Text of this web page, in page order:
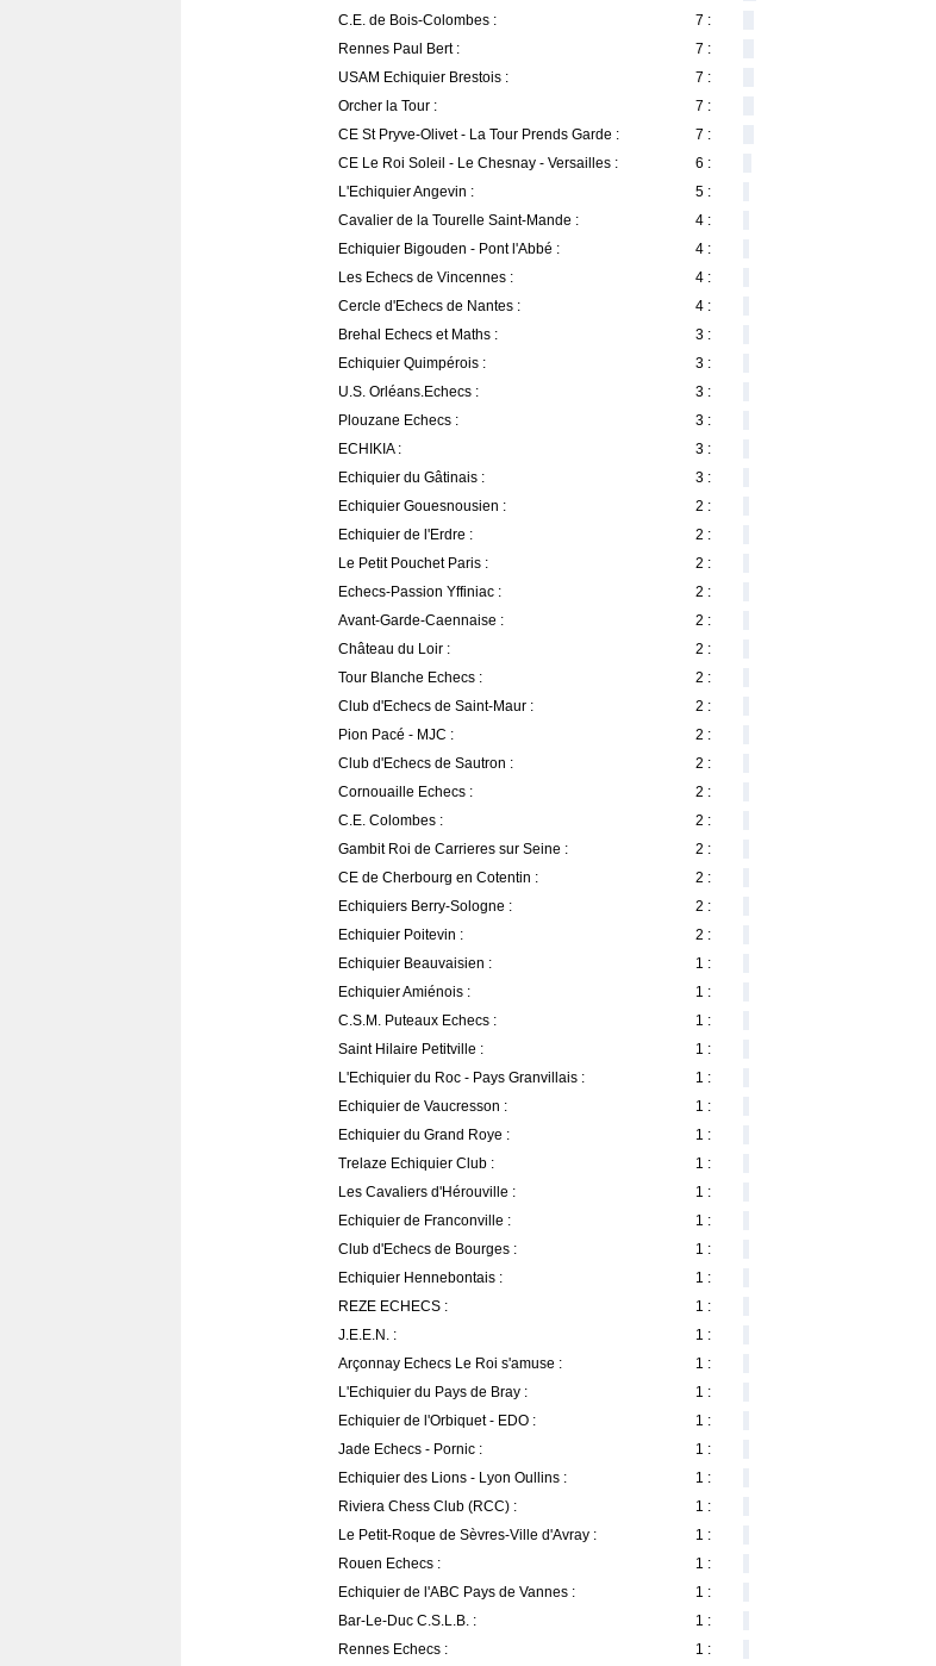
C.E. de Bois-Colombes :
7 :
Rennes Paul Bert :
7 :
USAM Echiquier Brestois :
7 :
Orcher la Tour :
7 :
CE St Pryve-Olivet - La Tour Prends Garde :
7 :
CE Le Roi Soleil - Le Chesnay - Versailles :
6 :
L'Echiquier Angevin :
5 :
Cavalier de la Tourelle Saint-Mande :
4 :
Echiquier Bigouden - Pont l'Abbé :
4 :
Les Echecs de Vincennes :
4 :
Cercle d'Echecs de Nantes :
4 :
Brehal Echecs et Maths :
3 :
Echiquier Quimpérois :
3 :
U.S. Orléans.Echecs :
3 :
Plouzane Echecs :
3 :
ECHIKIA :
3 :
Echiquier du Gâtinais :
3 :
Echiquier Gouesnousien :
2 :
Echiquier de l'Erdre :
2 :
Le Petit Pouchet Paris :
2 :
Echecs-Passion Yffiniac :
2 :
Avant-Garde-Caennaise :
2 :
Château du Loir :
2 :
Tour Blanche Echecs :
2 :
Club d'Echecs de Saint-Maur :
2 :
Pion Pacé - MJC :
2 :
Club d'Echecs de Sautron :
2 :
Cornouaille Echecs :
2 :
C.E. Colombes :
2 :
Gambit Roi de Carrieres sur Seine :
2 :
CE de Cherbourg en Cotentin :
2 :
Echiquiers Berry-Sologne :
2 :
Echiquier Poitevin :
2 :
Echiquier Beauvaisien :
1 :
Echiquier Amiénois :
1 :
C.S.M. Puteaux Echecs :
1 :
Saint Hilaire Petitville :
1 :
L'Echiquier du Roc - Pays Granvillais :
1 :
Echiquier de Vaucresson :
1 :
Echiquier du Grand Roye :
1 :
Trelaze Echiquier Club :
1 :
Les Cavaliers d'Hérouville :
1 :
Echiquier de Franconville :
1 :
Club d'Echecs de Bourges :
1 :
Echiquier Hennebontais :
1 :
REZE ECHECS :
1 :
J.E.E.N. :
1 :
Arçonnay Echecs Le Roi s'amuse :
1 :
L'Echiquier du Pays de Bray :
1 :
Echiquier de l'Orbiquet - EDO :
1 :
Jade Echecs - Pornic :
1 :
Echiquier des Lions - Lyon Oullins :
1 :
Riviera Chess Club (RCC) :
1 :
Le Petit-Roque de Sèvres-Ville d'Avray :
1 :
Rouen Echecs :
1 :
Echiquier de l'ABC Pays de Vannes :
1 :
Bar-Le-Duc C.S.L.B. :
1 :
Rennes Echecs :
1 :